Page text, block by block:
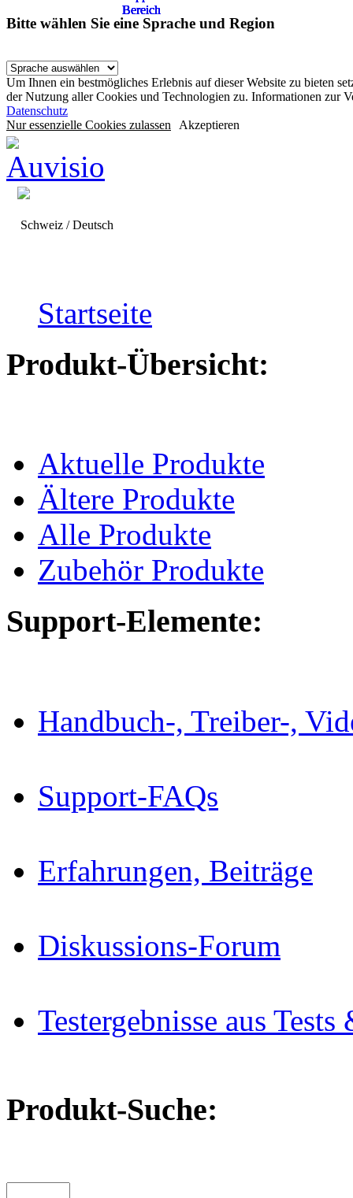
Bitte wählen Sie eine Sprache und Region
Um Ihnen ein bestmögliches Erlebnis auf dieser Website zu bieten
der Nutzung aller Cookies und Technologien zu. Informationen zur
Datenschutz
Nur essenzielle Cookies zulassen Akzeptieren
Schweiz / Deutsch
Startseite
Produkt-Übersicht:
Aktuelle Produkte
Ältere Produkte
Alle Produkte
Zubehör Produkte
Support-Elemente:
Handbuch-, Treiber-,
Support-FAQs
Erfahrungen, Beiträge
Diskussions-Forum
Testergebnisse aus
Produkt-Suche:
Bereich
Bereich
Bereich
Bereich
Bereich